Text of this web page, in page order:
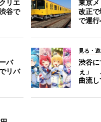
リエ
谷で
東京
改正
で運
バ
リバ
見る・
渋谷
ぇ」
曲流